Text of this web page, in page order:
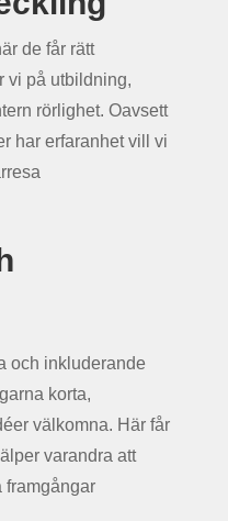
de får rätt
vi på utbildning,
rörlighet. Oavsett
har erfaranhet vill vi
och inkluderande
korta,
välkomna. Här får
varandra att
framgångar